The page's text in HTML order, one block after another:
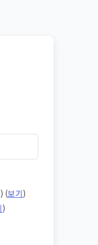
(보기)
)